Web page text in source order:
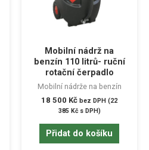
Mobilní nádrž na
benzín 110 litrů- ruční
rotační čerpadlo
Mobilní nádrže na benzín
18 500 Kč bez DPH (22
385 Kčs DPH)
Přidat do košíku